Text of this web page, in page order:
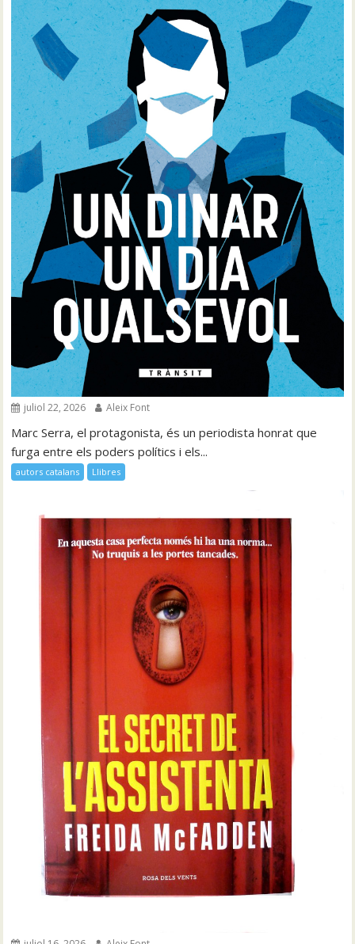
juliol 22, 2026 Aleix Font
Marc Serra, el protagonista, és un periodista honrat que
furga entre els poders polítics i els...
autors catalans Llibres